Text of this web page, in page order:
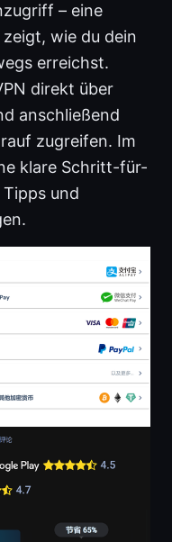
– eine
wie du dein
erreichst.
direkt über
anschließend
zugreifen. Im
klare Schritt-für-
und